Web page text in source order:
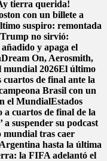
tierra querida!
con un billete a
suspiro: remontada
no sirvió:
y apaga el
Dream On, Aerosmith,
mundial 2026El último
de final ante la
Brasil con un
el MundialEstados
a cuartos de final de la
a suspender su podcast
mundial tras caer
hasta la última
la FIFA adelantó el